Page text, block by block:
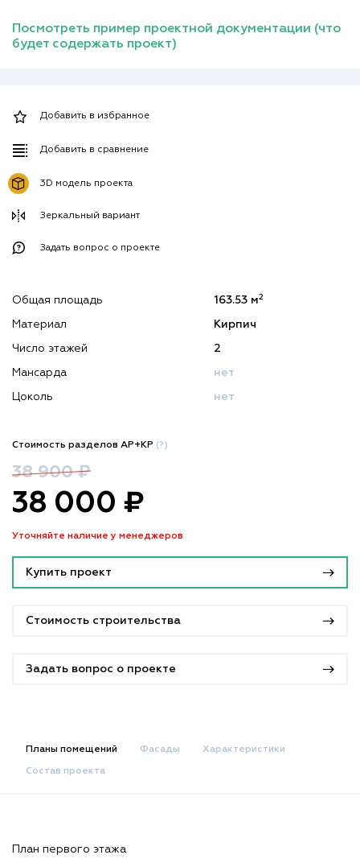
Посмотреть пример проектной документации (что
будет содержать проект)
Добавить в избранное
Добавить в сравнение
3D модель проекта
Зеркальный вариант
Задать вопрос о проекте
Общая площадь 163.53 м2
Материал Кирпич
Число этажей 2
Мансарда нет
Цоколь нет
Стоимость разделов АР+КР (?)
38 900 ₽
38 000 ₽
Уточняйте наличие у менеджеров
Купить проект
Стоимость строительства
Задать вопрос о проекте
Планы помещений Фасады Характеристики
Состав проекта
План первого этажа